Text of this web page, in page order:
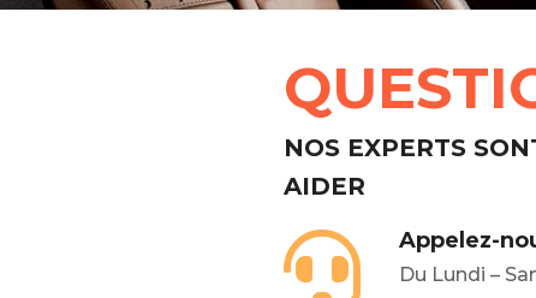
NOS EXPERTS
AIDER
Appelez-
Du Lundi –